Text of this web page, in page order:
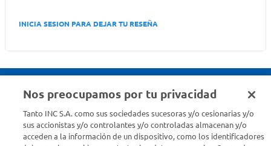
INICIA SESION PARA DEJAR TU RESEÑA
Estamos para ayudarte
Nos preocupamos por tu privacidad
Tanto INC S.A. como sus sociedades sucesoras y/o cesionarias y/o
sus accionistas y/o controlantes y/o controladas almacenan y/o
acceden a la información de un dispositivo, como los identificadores